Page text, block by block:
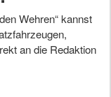
Wehren“ kannst
an die Redaktion